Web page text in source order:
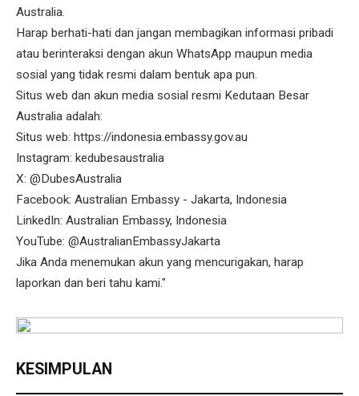
Australia.
Harap berhati-hati dan jangan membagikan informasi pribadi
atau berinteraksi dengan akun WhatsApp maupun media
sosial yang tidak resmi dalam bentuk apa pun.
Situs web dan akun media sosial resmi Kedutaan Besar
Australia adalah:
Situs web: https://indonesia.embassy.gov.au
Instagram: kedubesaustralia
X: @DubesAustralia
Facebook: Australian Embassy - Jakarta, Indonesia
LinkedIn: Australian Embassy, Indonesia
YouTube: @AustralianEmbassyJakarta
Jika Anda menemukan akun yang mencurigakan, harap
laporkan dan beri tahu kami."
KESIMPULAN